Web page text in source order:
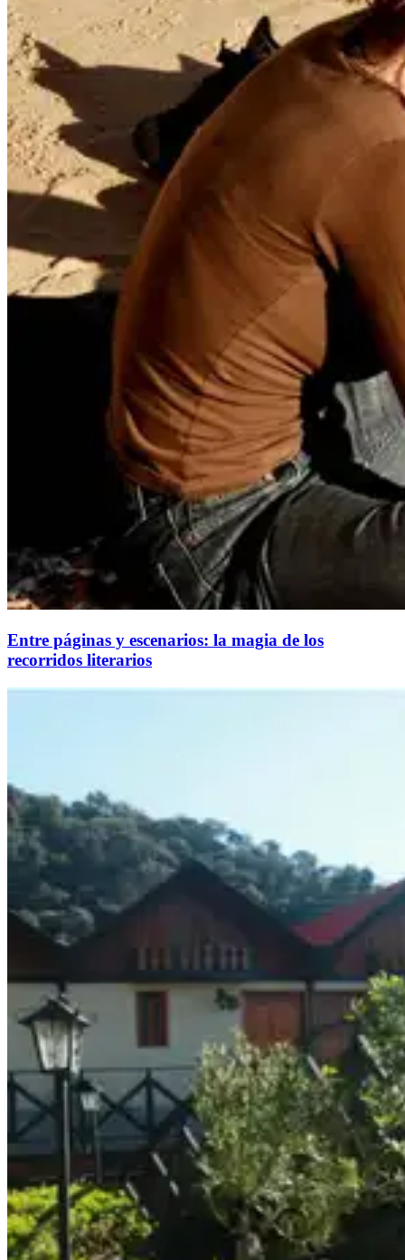
Entre páginas y escenarios: la magia de los
recorridos literarios